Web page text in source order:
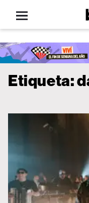
Open
menu
Etiqueta: